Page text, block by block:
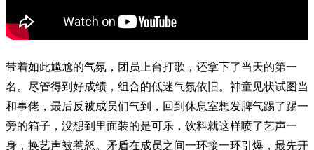
带着如此尴尬的气氛，团员上台打歌，还拿下了当天的第一
名。尽管得到好成绩，组合的低迷气氛依旧。神童见状试图当
和事佬，最后反被成员们气到，回到休息室想发脾气踢了踢一
旁的箱子，没想到里面装的是可乐，饮料就这样喷了艺声一
身，换艺声被惹怒。矛盾在成员之间一环接一环引爆，最先开